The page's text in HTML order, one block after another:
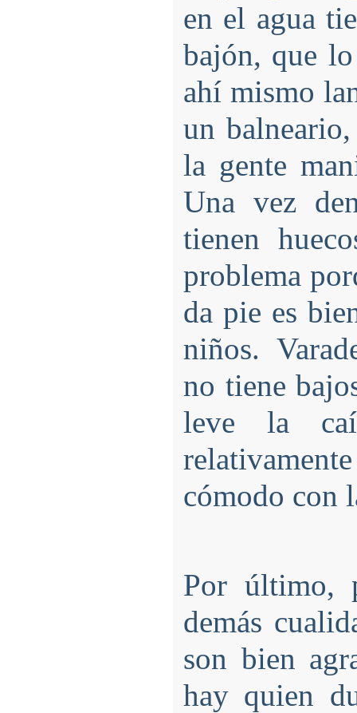
en el agua
bajón, que
ahí mismo
un
la gente
Una vez
tienen
problema
da pie es
niños.
no tiene
leve la
cómodo con
Por último,
demás
son bien
hay quien